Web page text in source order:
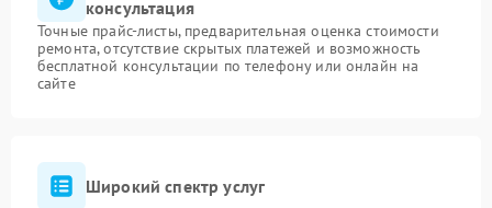
консультация
Точные прайс-листы, предварительная оценка стоимости
ремонта, отсутствие скрытых платежей и возможность
бесплатной консультации по телефону или онлайн на
сайте
Широкий спектр услуг